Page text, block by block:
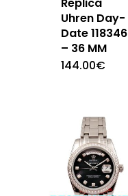
Uhren Day-
Date 118346
– 36 MM
144.00€